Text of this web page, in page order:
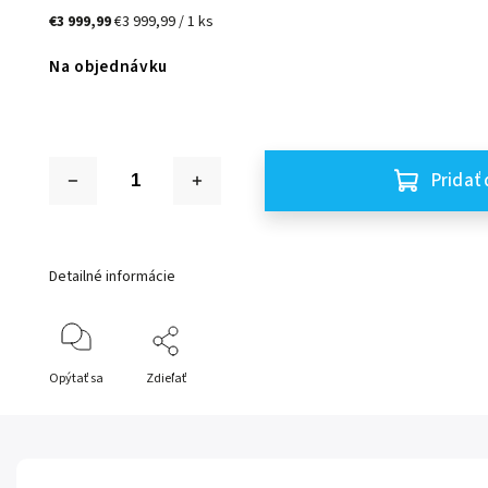
€3 999,99€3 999,99 / 1 ks
Na objednávku
Pridať
Detailné informácie
Opýtať sa Zdieľať